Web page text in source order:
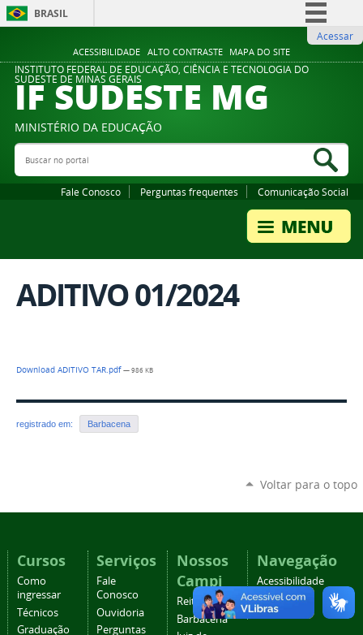
ACESSIBILIDADE ALTO CONTRASTE MAPA DO SITE
BRASIL
Comunica BR
Participe
Legislação
Acessar
INSTITUTO FEDERAL DE EDUCAÇÃO, CIÊNCIA E TECNOLOGIA DO
SUDESTE DE MINAS GERAIS
IF SUDESTE MG
MINISTÉRIO DA EDUCAÇÃO
Buscar no portal
Fale Conosco Perguntas frequentes Comunicação Social
ADITIVO 01/2024
Download ADITIVO TAR.pdf— 986 KB
registrado em: Barbacena
Voltar para o topo
Cursos
Como
ingressar
Técnicos
Graduação
Serviços
Fale
Conosco
Ouvidoria
Perguntas
Nossos
Campi
Reitoria
Barbacena
Navegação
Acessibilidade
Mapa do
site